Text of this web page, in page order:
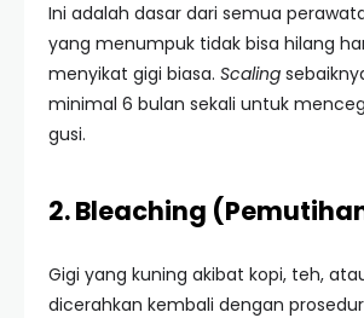
Ini adalah dasar dari semua
yang menumpuk tidak bisa hilang
menyikat gigi biasa. Scaling
minimal 6 bulan sekali untuk
gusi.
2. Bleaching
Gigi yang kuning akibat kopi, teh,
dicerahkan kembali dengan